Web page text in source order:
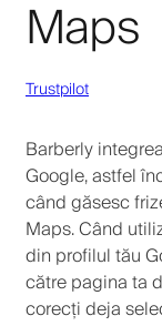
Maps
Trustpilot
Barberly
Google, astfel
când găsesc
Maps. Când
din profilul tău
către pagina ta
corecți deja